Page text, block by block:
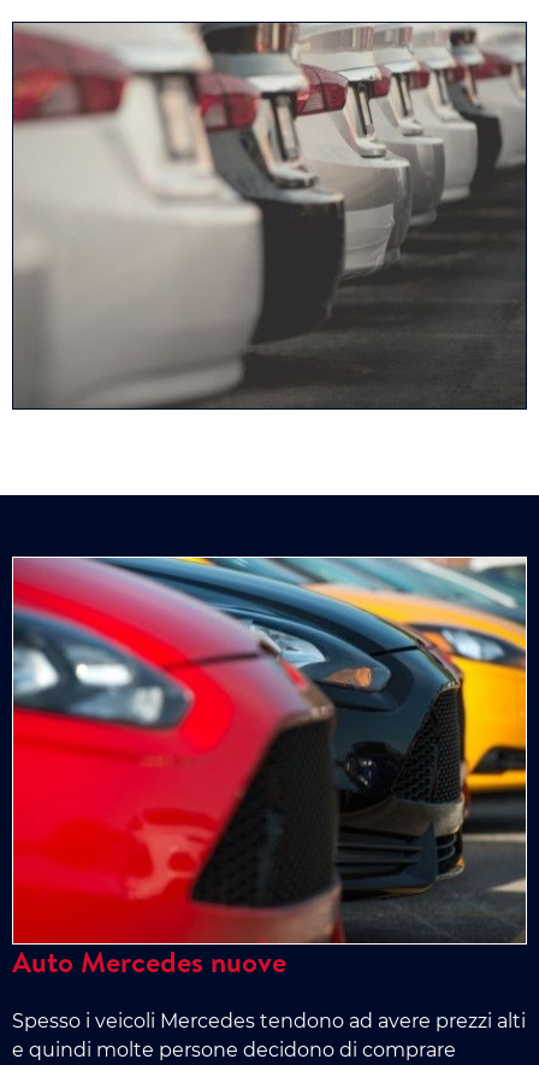
Auto Mercedes nuove
Spesso i veicoli Mercedes tendono ad avere prezzi alti
e quindi molte persone decidono di comprare